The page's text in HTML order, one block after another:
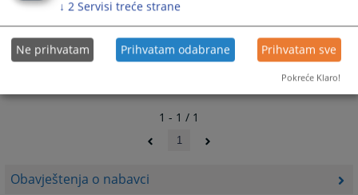
Obavještenja o nabavci
shortcuts
for
changing
dates.
shortcuts
for
changing
dates.
1 - 1 / 1
1
↓ 2 Servisi treće strane
Ne prihvatam Prihvatam odabrane Prihvatam sve
Pokreće Klaro!